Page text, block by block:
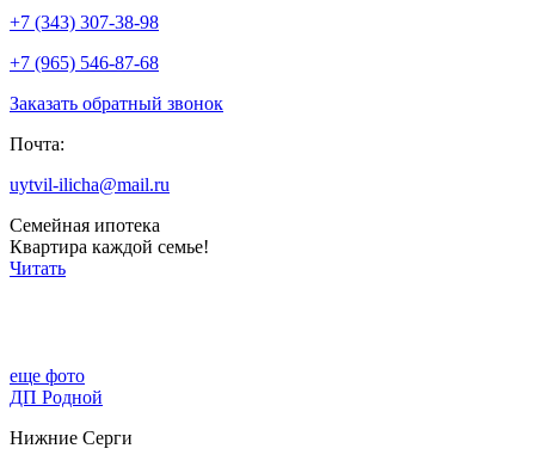
+7 (343) 307-38-98
+7 (965) 546-87-68
Заказать обратный звонок
Почта:
uytvil-ilicha@mail.ru
Семейная ипотека
Квартира каждой семье!
Читать
еще фото
ДП Родной
Нижние Серги